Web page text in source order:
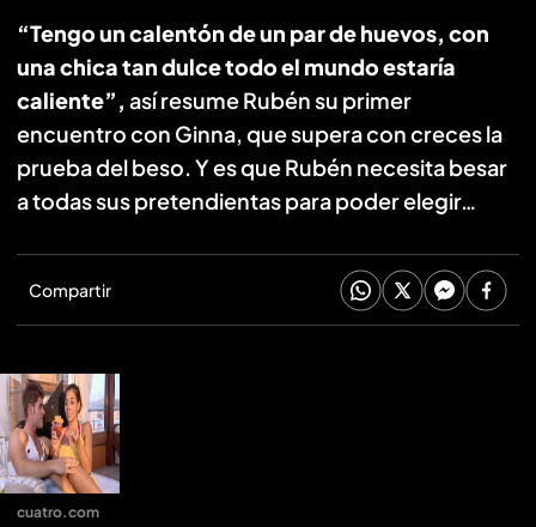
“Tengo un calentón de un par de huevos, con
una chica tan dulce todo el mundo estaría
caliente”, así resume Rubén su primer
encuentro con Ginna, que supera con creces la
prueba del beso. Y es que Rubén necesita besar
a todas sus pretendientas para poder elegir…
Compartir
cuatro.com